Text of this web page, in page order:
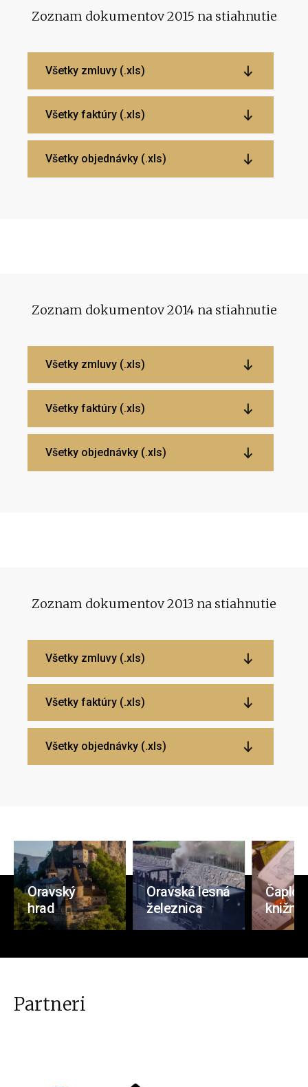
Zoznam dokumentov 2015 na stiahnutie
Všetky zmluvy (.xls)
Všetky faktúry (.xls)
Všetky objednávky (.xls)
Zoznam dokumentov 2014 na stiahnutie
Všetky zmluvy (.xls)
Všetky faktúry (.xls)
Všetky objednávky (.xls)
Zoznam dokumentov 2013 na stiahnutie
Všetky zmluvy (.xls)
Všetky faktúry (.xls)
Všetky objednávky (.xls)
Oravský
hrad
Oravská lesná
železnica
Partneri